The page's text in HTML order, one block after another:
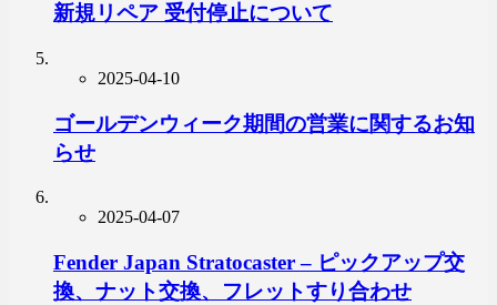
新規リペア 受付停止について
2025-04-10
ゴールデンウィーク期間の営業に関するお知
らせ
2025-04-07
Fender Japan Stratocaster – ピックアップ交
換、ナット交換、フレットすり合わせ